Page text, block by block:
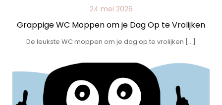
24 mei 2026
Grappige WC Moppen om je Dag Op te Vrolijken
De leukste WC moppen om je dag op te vrolijken […]